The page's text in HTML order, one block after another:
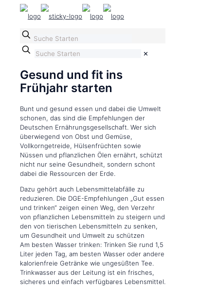
✕
Gesund und fit ins
Frühjahr starten
Bunt und gesund essen und dabei die Umwelt
schonen, das sind die Empfehlungen der
Deutschen Ernährungsgesellschaft. Wer sich
überwiegend von Obst und Gemüse,
Vollkorngetreide, Hülsenfrüchten sowie
Nüssen und pflanzlichen Ölen ernährt, schützt
nicht nur seine Gesundheit, sondern schont
dabei die Ressourcen der Erde.
Dazu gehört auch Lebensmittelabfälle zu
reduzieren. Die DGE-Empfehlungen „Gut essen
und trinken“ zeigen einen Weg, den Verzehr
von pflanzlichen Lebensmitteln zu steigern und
den von tierischen Lebensmitteln zu senken,
um Gesundheit und Umwelt zu schützen
Am besten Wasser trinken: Trinken Sie rund 1,5
Liter jeden Tag, am besten Wasser oder andere
kalorienfreie Getränke wie ungesüßten Tee.
Trinkwasser aus der Leitung ist ein frisches,
sicheres und einfach verfügbares Lebensmittel.